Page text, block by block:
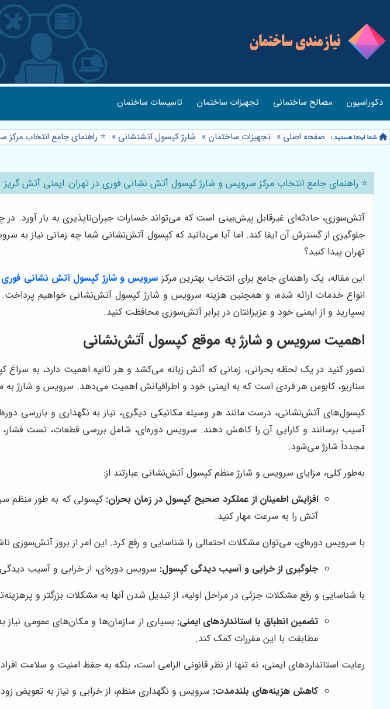
دکوراسیون مصالح ساختمانی تجهیزات ساختمان تاسیسات ساختمان
صفحه اصلی » تجهیزات ساختمان » شارژ کپسول آتشنشانی » ⭐️ راهنمای جامع انتخاب
⭐️ راهنمای جامع انتخاب مرکز سرویس و شارژ کپسول آتش نشانی فوری در تهران: ایمنی آتش گریز
آتش‌سوزی، حادثه‌ای غیرقابل پیش‌بینی است که می‌تواند خسارات جبران‌ناپذیری به بار آورد.
جلوگیری از گسترش آن ایفا کند. اما آیا می‌دانید که کپسول آتش‌نشانی شما چه زمانی نیاز به
تهران پیدا کنید؟
این مقاله، یک راهنمای جامع برای انتخاب بهترین مرکز سرویس و شارژ کپسول آتش نشانی فوری
انواع خدمات ارائه شده، و همچنین هزینه سرویس و شارژ کپسول آتش‌نشانی خواهیم
بسپارید و از ایمنی خود و عزیزانتان در برابر آتش‌سوزی محافظت کنید.
اهمیت سرویس و شارژ به موقع کپسول آتش‌نشانی
تصور کنید در یک لحظه بحرانی، زمانی که آتش زبانه می‌کشد و هر ثانیه اهمیت دارد، به
سناریو، کابوس هر فردی است که به ایمنی خود و اطرافیانش اهمیت می‌دهد. سرویس و شارژ به
کپسول‌های آتش‌نشانی، درست مانند هر وسیله مکانیکی دیگری، نیاز به نگهداری و بازرسی
آسیب برسانند و کارایی آن را کاهش دهند. سرویس دوره‌ای، شامل بررسی قطعات، تست
مجدداً شارژ می‌شود.
به‌طور کلی، مزایای سرویس و شارژ منظم کپسول آتش‌نشانی عبارتند از:
افزایش اطمینان از عملکرد صحیح کپسول در زمان بحران: کپسولی که به طور منظم
آتش را به سرعت مهار کنید.
با سرویس دوره‌ای، می‌توان مشکلات احتمالی را شناسایی و رفع کرد. این امر از بروز
جلوگیری از خرابی و آسیب دیدگی کپسول: سرویس دوره‌ای، از خرابی و آسیب
با شناسایی و رفع مشکلات جزئی در مراحل اولیه، از تبدیل شدن آنها به مشکلات بزرگتر و
تضمین انطباق با استانداردهای ایمنی: بسیاری از سازمان‌ها و مکان‌های عمومی نیاز
مطابقت با این مقررات کمک کند.
رعایت استانداردهای ایمنی، نه تنها از نظر قانونی الزامی است، بلکه به حفظ امنیت و سلامت
کاهش هزینه‌های بلندمدت: سرویس و نگهداری منظم، از خرابی و نیاز به تعویض